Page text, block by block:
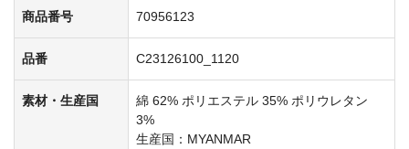
商品番号 70956123
品番 C23126100_1120
素材・生産国
綿 62% ポリエステル 35% ポリウレタン
3%
生産国：MYANMAR